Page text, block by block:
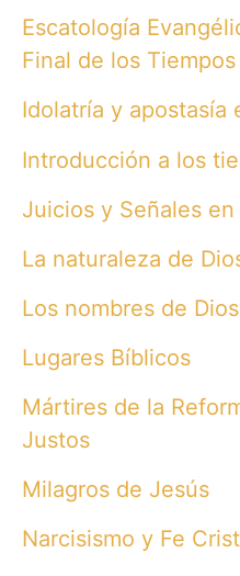
Escatología
Final de los Tiempos
Idolatría y apostasía
Introducción a los
Juicios y Señales en
La naturaleza de
Los nombres de Dios
Lugares Bíblicos
Mártires de la
Justos
Milagros de Jesús
Narcisismo y Fe